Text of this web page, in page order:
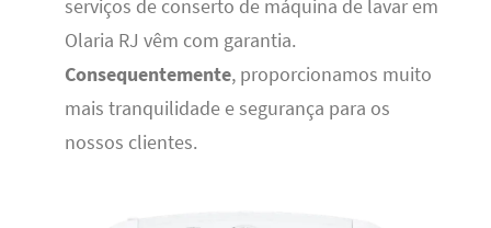
serviços de conserto de máquina de lavar em
Olaria RJ vêm com garantia.
Consequentemente, proporcionamos muito
mais tranquilidade e segurança para os
nossos clientes.